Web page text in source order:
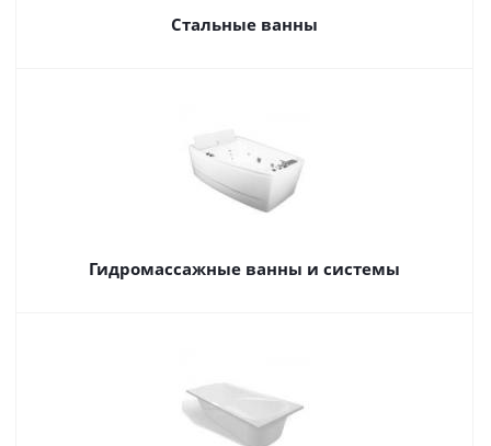
Стальные ванны
Гидромассажные ванны и системы